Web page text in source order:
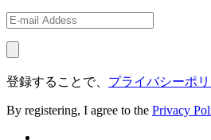
登録することで、 プライバシーポ
By registering, I agree to the Privacy